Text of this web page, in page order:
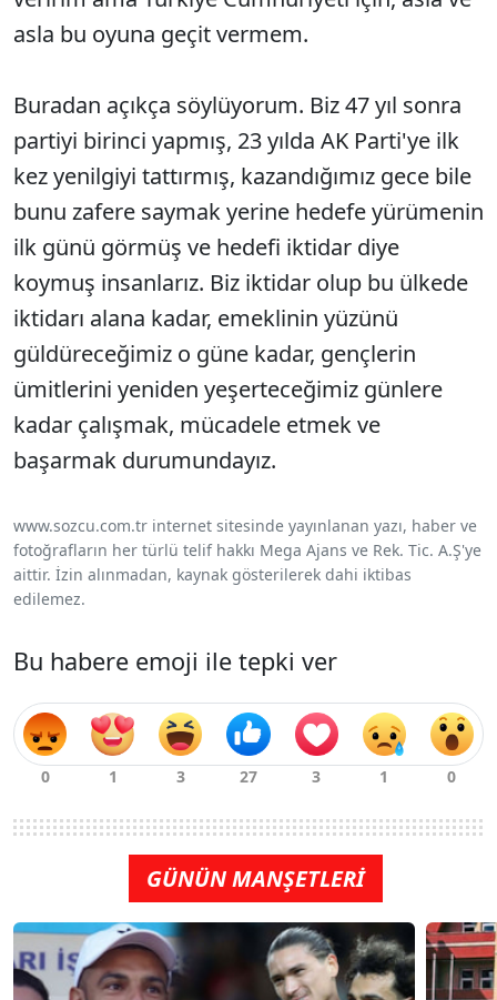
asla bu oyuna geçit vermem.
Buradan açıkça söylüyorum. Biz 47 yıl sonra
partiyi birinci yapmış, 23 yılda AK Parti'ye ilk
kez yenilgiyi tattırmış, kazandığımız gece bile
bunu zafere saymak yerine hedefe yürümenin
ilk günü görmüş ve hedefi iktidar diye
koymuş insanlarız. Biz iktidar olup bu ülkede
iktidarı alana kadar, emeklinin yüzünü
güldüreceğimiz o güne kadar, gençlerin
ümitlerini yeniden yeşerteceğimiz günlere
kadar çalışmak, mücadele etmek ve
başarmak durumundayız.
www.sozcu.com.tr internet sitesinde yayınlanan yazı, haber ve
fotoğrafların her türlü telif hakkı Mega Ajans ve Rek. Tic. A.Ş'ye
aittir. İzin alınmadan, kaynak gösterilerek dahi iktibas
edilemez.
Bu habere emoji ile tepki ver
GÜNÜN MANŞETLERİ